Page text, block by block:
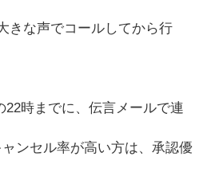
きな声でコールしてから行
時までに、伝言メールで連
ンセル率が高い方は、承認優